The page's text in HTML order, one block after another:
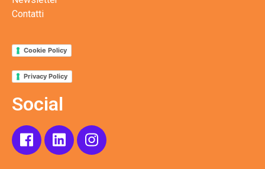
Contatti
Cookie Policy
Privacy Policy
Social